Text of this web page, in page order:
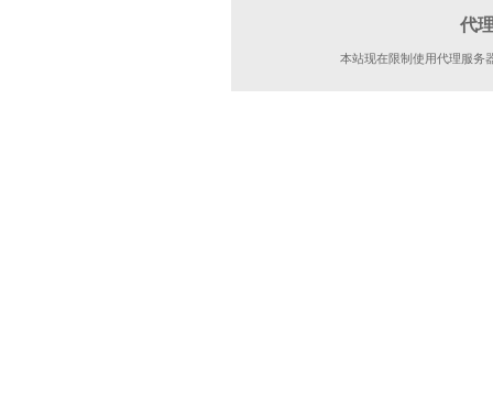
代
本站现在限制使用代理服务